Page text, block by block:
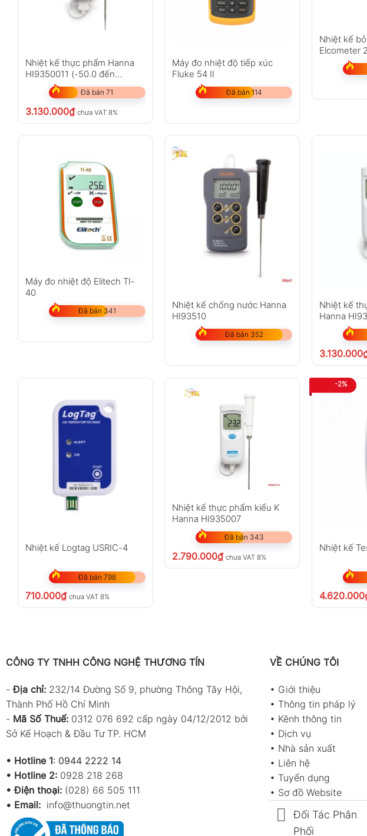
Nhiệt kế thực phẩm Hanna
HI9350011 (-50.0 đến
300°C, Type K)
Đã bán 71
3.130.000₫ chưa VAT 8%
Máy đo nhiệt độ tiếp xúc
Fluke 54 II
Đã bán 114
Nhiệt kế
Elcometer
Máy đo nhiệt độ Elitech TI-
40
Đã bán 341
Nhiệt kế chống nước Hanna
HI93510
Đã bán 352
Nhiệt kế
Hanna
3.130.000
Nhiệt kế Logtag USRIC-4
Đã bán 798
710.000₫ chưa VAT 8%
Nhiệt kế thực phẩm kiểu K
Hanna HI935007
Đã bán 343
2.790.000₫ chưa VAT 8%
-2%
Nhiệt kế
4.620.000
CÔNG TY TNHH CÔNG NGHỆ THƯƠNG TÍN
-Địa chỉ: 232/14 Đường Số 9, phường Thông Tây Hội,
Thành Phố Hồ Chí Minh
- Mã Số Thuế: 0312 076 692 cấp ngày 04/12/2012 bởi
Sở Kế Hoạch & Đầu Tư TP. HCM
• Hotline 1: 0944 2222 14
• Hotline 2: 0928 218 268
• Điện thoại: (028) 66 505 111
• Email: info@thuongtin.net
VỀ CHÚNG TÔI
• Giới thiệu
• Thông tin pháp lý
• Kênh thông tin
• Dịch vụ
• Nhà sản xuất
• Liên hệ
• Tuyển dụng
• Sơ đồ Website
Đối Tác Phân
Phối